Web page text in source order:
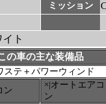
ミッション
ト
の車の主な装備品
ステ＋パワーウィンド
ン
×|オートエアコ
ン